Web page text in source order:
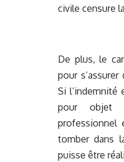
civile censure
De plus, le
pour
Si l’indemnité
pour objet
professionnel
tomber dans
puisse être